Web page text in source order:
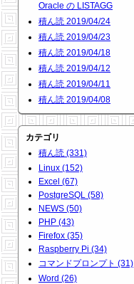
Oracle の LISTAGG
積ん読 2019/04/24
積ん読 2019/04/23
積ん読 2019/04/18
積ん読 2019/04/12
積ん読 2019/04/11
積ん読 2019/04/08
カテゴリ
積ん読 (331)
Linux (152)
Excel (67)
PostgreSQL (58)
NEWS (50)
PHP (43)
Firefox (35)
Raspberry Pi (34)
コマンドプロンプト (31)
Word (26)